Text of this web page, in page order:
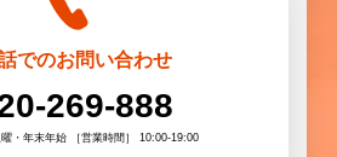
でのお問い合わせ
269-888
曜・年末年始 ［営業時間］ 10:00-19:00